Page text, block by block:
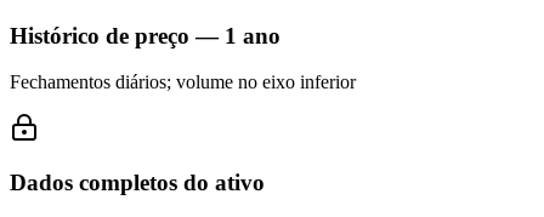
Histórico de preço — 1 ano
Fechamentos diários; volume no eixo inferior
Dados completos do ativo